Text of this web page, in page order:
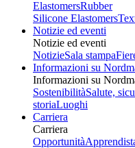
ElastomersRubber
Silicone Elastomers
Notizie ed eventi
Notizie ed eventi
NotizieSala stampa
Informazioni su
Informazioni su
SostenibilitàSalute,
storiaLuoghi
Carriera
Carriera
Opportunità